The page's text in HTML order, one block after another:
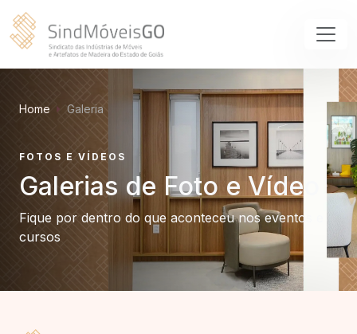
Home Galeria
FOTOS E VÍDEOS
Galerias de Foto e Vídeo
Fique por dentro do que aconteceu nos eventos e
cursos